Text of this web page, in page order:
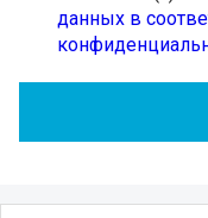
данных в